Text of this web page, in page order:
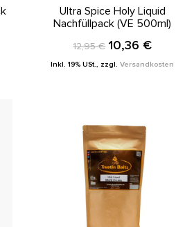
Ultra Spice Holy Liquid
Nachfüllpack (VE 500ml)
12,95 € 10,36 €
Inkl. 19% USt., zzgl.Versandkosten